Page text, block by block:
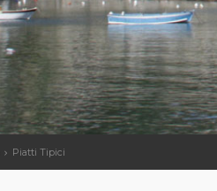
Piatti Tipici